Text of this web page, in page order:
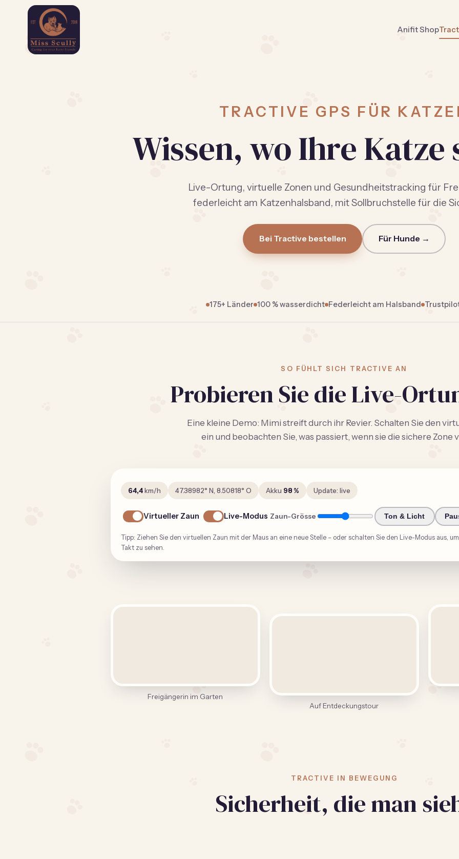
Anifit Shop
TRACTIVE GPS FÜR
Wissen, wo Ihre
Live-Ortung, virtuelle Zonen und Gesundheitstracking für
federleicht am Katzenhalsband, mit Sollbruchstelle für die
Bei Tractive bestellen Für Hunde →
175+ Länder 100 % wasserdicht Federleicht am Halsband
SO FÜHLT SICH TRACTIVE AN
Probieren Sie die Live-
Eine kleine Demo: Mimi streift durch ihr Revier. Schalten Sie den
ein und beobachten Sie, was passiert, wenn sie die sichere Zone
Zuhause
·live
31,7km/h 47.39095° N, 8.50606° O Akku 98 % Update: live
Virtueller Zaun Live-Modus Zaun-Grösse Ton & Licht
Tipp: Ziehen Sie den virtuellen Zaun mit der Maus an eine neue Stelle – oder schalten Sie den Live-Modus aus,
Takt zu sehen.
Freigängerin im Garten
Auf Entdeckungstour
TRACTIVE IN BEWEGUNG
Sicherheit, die man
Schlaf &
Veränderungen früh